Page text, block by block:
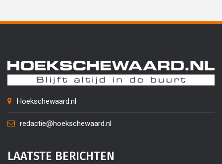
Hoekschewaard.nl
redactie@hoekschewaard.nl
LAATSTE BERICHTEN